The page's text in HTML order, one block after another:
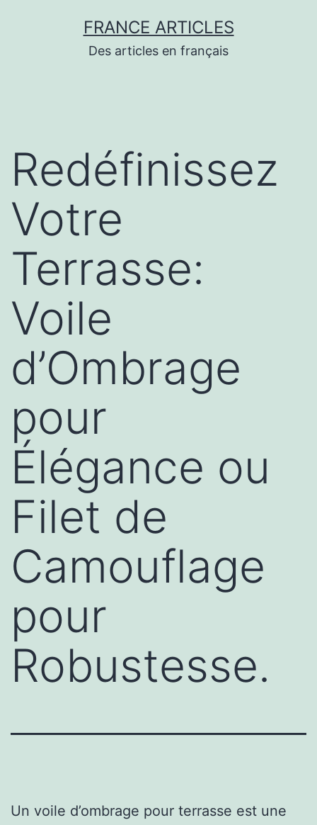
FRANCE ARTICLES
Des articles en français
Redéfinissez
Votre
Terrasse:
Voile
d’Ombrage
pour
Élégance ou
Filet de
Camouflage
pour
Robustesse.
Un voile d’ombrage pour terrasse est une